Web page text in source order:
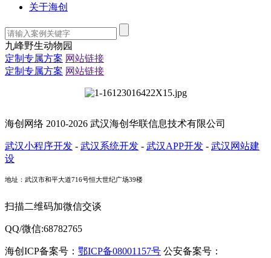
关于海创
九峰野生动物园
定制专属方案 网站链接
定制专属方案 网站链接
海创网络 2010-2026 武汉海创华联信息技术有限公司
武汉小程序开发 - 武汉系统开发 - 武汉APP开发 - 武汉网站建
设
地址：武汉市和平大道716号恒大世纪广场39楼
扫描二维码加微信交谈
QQ/微信:68782765
海创ICP备案号： 鄂ICP备08001157号 公安备案号：